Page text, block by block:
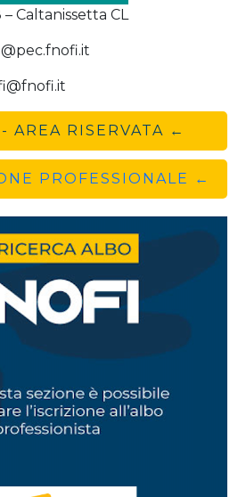
Caltanissetta CL
AREA RISERVATA ←
PROFESSIONALE ←